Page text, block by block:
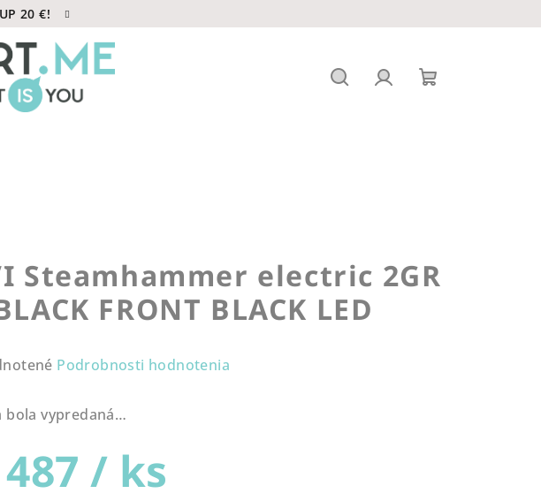
20 €!
Steamhammer electric 2GR
FRONT BLACK LED
Podrobnosti hodnotenia
bola vypredaná…
/ ks